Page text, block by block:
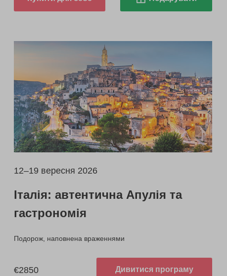
12–19 вересня 2026
Італія: автентична Апулія та
гастрономія
Подорож, наповнена враженнями
€2850 Дивитися програму